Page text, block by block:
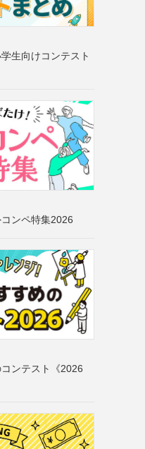
生向けコンテスト
ンペ特集2026
ンテスト《2026